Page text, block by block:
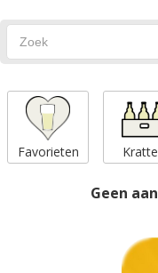
Favorieten
Geen